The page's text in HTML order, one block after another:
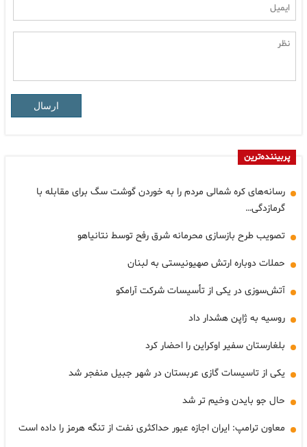
ارسال
پربیننده‌ترین
رسانه‌های کره شمالی مردم را به خوردن گوشت سگ برای مقابله با
گرمازدگی…
تصویب طرح بازسازی محرمانه شرق رفح توسط نتانیاهو
حملات دوباره ارتش صهیونیستی به لبنان
آتش‌سوزی در یکی از تأسیسات شرکت آرامکو
روسیه به ژاپن هشدار داد
بلغارستان سفیر اوکراین را احضار کرد
یکی از تاسیسات گازی عربستان در شهر جبیل منفجر شد
حال جو بایدن وخیم تر شد
معاون ترامپ: ایران اجازه عبور حداکثری نفت از تنگه هرمز را داده است